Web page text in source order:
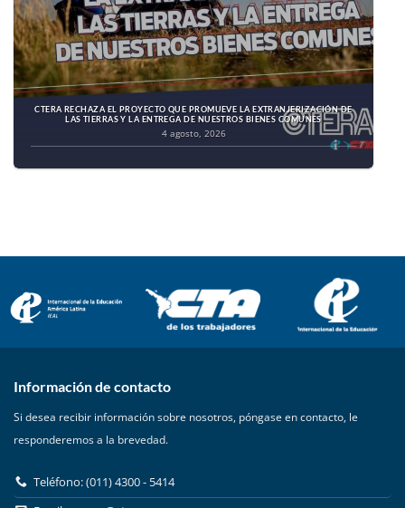
CTERA RECHAZA EL PROYECTO QUE PROMUEVE LA EXTRANJERIZACIÓN DE
LAS TIERRAS Y LA ENTREGA DE NUESTROS BIENES COMUNES
4 agosto, 2026
Información de contacto
Si desea recibir información sobre nosotros, póngase en contacto, le
responderemos a la brevedad.
Teléfono: (011) 4300 - 5414